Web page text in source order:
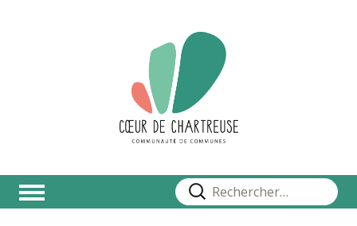
Rechercher :